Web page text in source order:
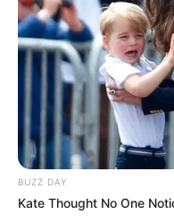
BUZZ DAY
Kate Thought No One